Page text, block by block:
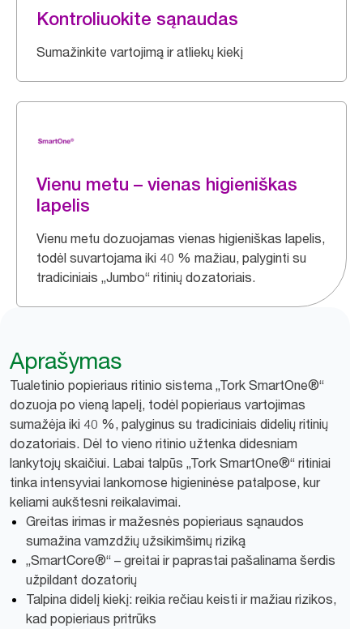
Kontroliuokite sąnaudas
Sumažinkite vartojimą ir atliekų kiekį
Vienu metu – vienas higieniškas
lapelis
Vienu metu dozuojamas vienas higieniškas lapelis,
todėl suvartojama iki 40 % mažiau, palyginti su
tradiciniais „Jumbo“ ritinių dozatoriais.
Aprašymas
Tualetinio popieriaus ritinio sistema „Tork SmartOne®“
dozuoja po vieną lapelį, todėl popieriaus vartojimas
sumažėja iki 40 %, palyginus su tradiciniais didelių ritinių
dozatoriais. Dėl to vieno ritinio užtenka didesniam
lankytojų skaičiui. Labai talpūs „Tork SmartOne®“ ritiniai
tinka intensyviai lankomose higieninėse patalpose, kur
keliami aukštesni reikalavimai.
Greitas irimas ir mažesnės popieriaus sąnaudos
sumažina vamzdžių užsikimšimų riziką
„SmartCore®“ – greitai ir paprastai pašalinama šerdis
užpildant dozatorių
Talpina didelį kiekį: reikia rečiau keisti ir mažiau rizikos,
kad popieriaus pritrūks